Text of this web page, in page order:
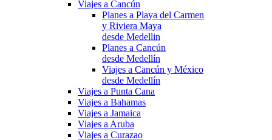
Viajes a Cancún
Planes a Playa del Carmen
y Riviera Maya
desde Medellin
Planes a Cancún
desde Medellín
Viajes a Cancún y México
desde Medellín
Viajes a Punta Cana
Viajes a Bahamas
Viajes a Jamaica
Viajes a Aruba
Viajes a Curazao